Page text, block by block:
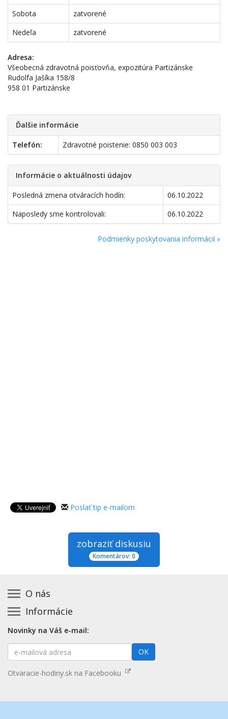
Sobota
zatvorené
Nedeľa
zatvorené
Adresa:
Všeobecná zdravotná poisťovňa, expozitúra Partizánske
Rudolfa Jašíka 158/8
958 01 Partizánske
Ďalšie informácie
Telefón: Zdravotné poistenie: 0850 003 003
Informácie o aktuálnosti údajov
Posledná zmena otváracích hodín:
06.10.2022
Naposledy sme kontrolovali:
06.10.2022
Podmienky poskytovania informácií »
Poslať tip e-mailom
zobraziť diskusiu
Komentárov: 0
O nás
Kontakt na prevádzkovateľa
Zásady používania cookies
Prehlásenie o prístupnosti
Mapa stránok
Informácie
Základná registrácia otváracích hodín zadarmo
Platené služby
Nenašli ste otváracie hodiny? Pošlite nám tip
Aktualizácia otváracích hodín
Novinky na Váš e-mail:
E-
mailová
OK
Otvaracie-hodiny.sk na Facebooku